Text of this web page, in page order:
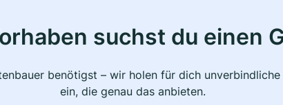
suchst du einen
benötigst – wir holen für dich
ein, die genau das anbieten.